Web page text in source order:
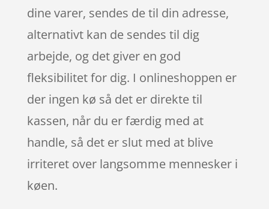
dine varer, sendes de til din adresse,
alternativt kan de sendes til dig
arbejde, og det giver en god
fleksibilitet for dig. I onlineshoppen er
der ingen kø så det er direkte til
kassen, når du er færdig med at
handle, så det er slut med at blive
irriteret over langsomme mennesker i
køen.